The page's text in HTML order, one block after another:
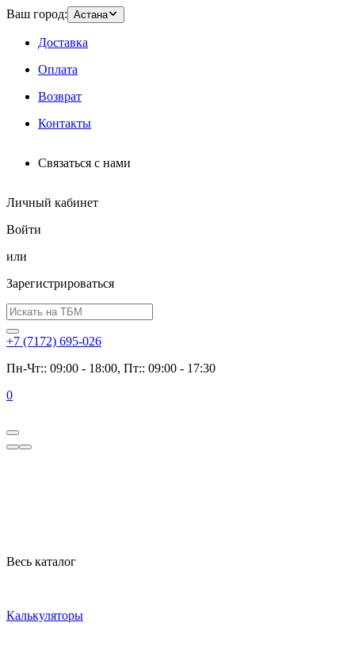
Ваш город: Астана
Доставка
Оплата
Возврат
Контакты
Связаться с нами
Личный кабинет
Войти
или
Зарегистрироваться
+7 (7172) 695-026
Пн-Чт:: 09:00 - 18:00, Пт:: 09:00 - 17:30
0
Весь каталог
Калькуляторы